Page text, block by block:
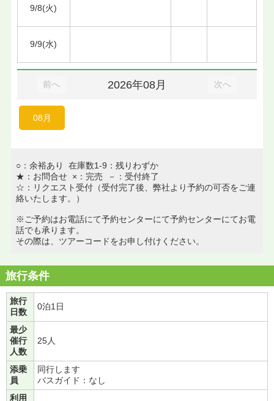
9/8(火)
9/9(水)
前へ 2026年08月 次へ
08月
○：余裕あり 在庫数1-9：残りわずか
★：お問合せ ×：完売 －：受付終了
☆：リクエスト受付（受付完了後、弊社より予約の可否をご連
絡いたします。）
※ご予約はお電話にて予約センターにて予約センターにてお電
話でも承ります。
その際は、ツアーコードをお申し付けください。
旅行条件
旅行
日数
0泊1日
最少
催行
人数
25人
添乗
員
同行します
バスガイド：なし
利用